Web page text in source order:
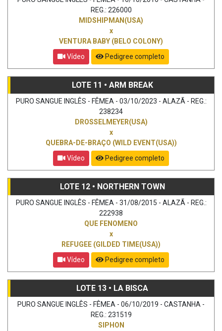
REG.: 226000
MIDSHIPMAN(USA)
x
VENTURA BABY (BELO COLONY)
Vídeo
Pedigree completo
LOTE 11 • ARM BREAK
PURO SANGUE INGLÊS - FÊMEA - 03/10/2023 - ALAZÃ - REG.:
238234
DROSSELMEYER(USA)
x
QUEBRA-DE-BRAÇO (WILD EVENT(USA))
Vídeo
Pedigree completo
LOTE 12 • NORTHERN TOWN
PURO SANGUE INGLÊS - FÊMEA - 31/08/2015 - ALAZÃ - REG.:
222938
QUE FENOMENO
x
REFUGEE (GILDED TIME(USA))
Vídeo
Pedigree completo
LOTE 13 • LA BISCA
PURO SANGUE INGLÊS - FÊMEA - 06/10/2019 - CASTANHA -
REG.: 231519
SIPHON